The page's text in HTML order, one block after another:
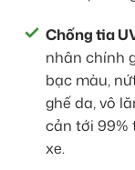
Chống tia
nhân chính
bạc màu,
ghế da, vô
cản tới 99%
xe.